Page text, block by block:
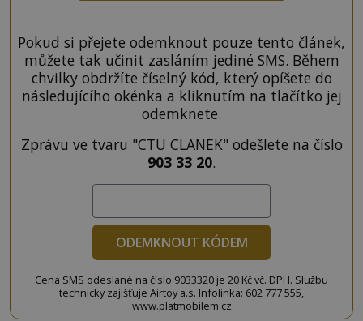
Pokud si přejete odemknout pouze tento článek,
můžete tak učinit zasláním jediné SMS. Během
chvilky obdržíte číselný kód, který opíšete do
následujícího okénka a kliknutím na tlačítko jej
odemknete.
Zprávu ve tvaru "CTU CLANEK" odešlete na číslo
903 33 20.
ODEMKNOUT KÓDEM
Cena SMS odeslané na číslo 9033320 je 20 Kč vč. DPH. Službu
technicky zajišťuje Airtoy a.s. Infolinka: 602 777 555,
www.platmobilem.cz